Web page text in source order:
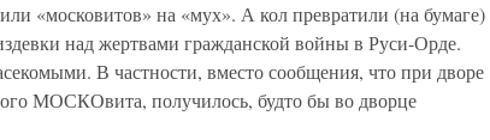
«московитов» на «мух». А кол превратили (на бумаге)
над жертвами гражданской войны в Руси-Орде.
В частности, вместо сообщения, что при дворе
МОСКОвита, получилось, будто бы во дворце